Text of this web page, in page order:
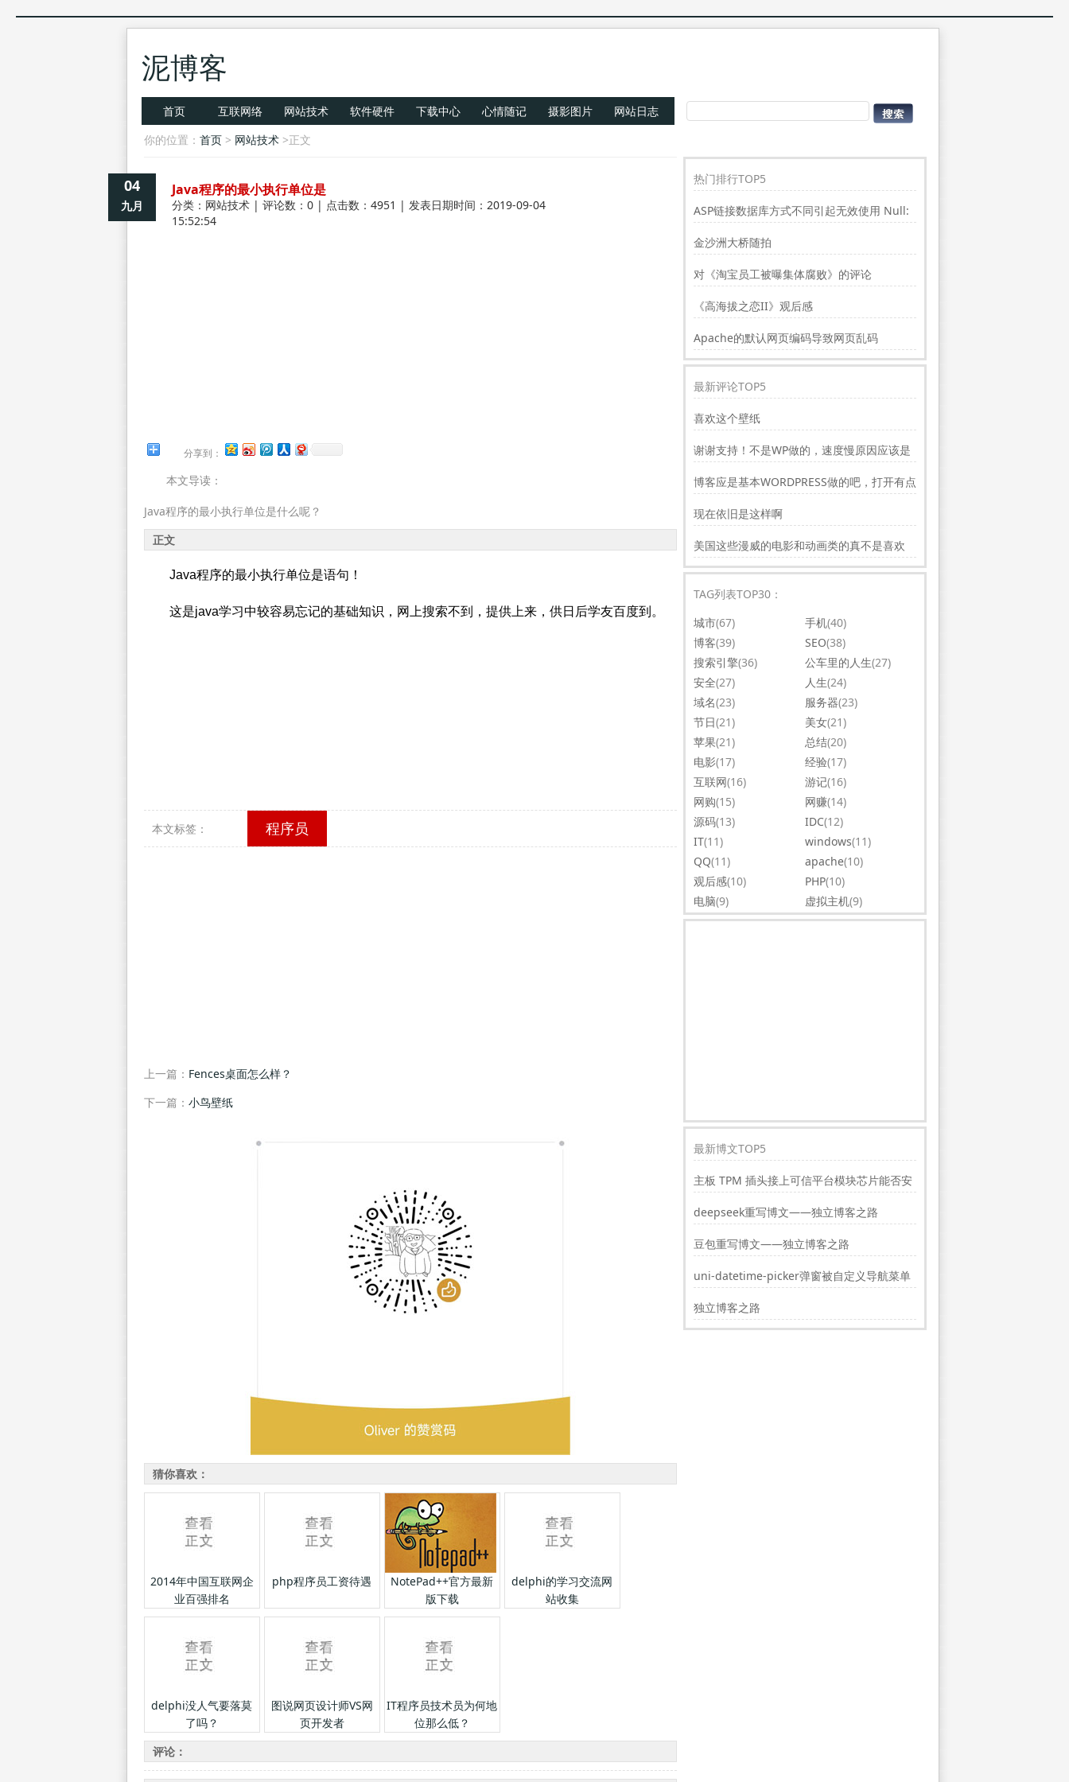
泥博客
首页 互联网络 网站技术 软件硬件 下载中心 心情随记 摄影图片
网站日志
你的位置： 首页> 网站技术>正文
04
九月
Java程序的最小执行单位是
分类： 网站技术| 评论数：0 | 点击数：4951 | 发表日期时间：2019-09-04
15:52:54
分享到：
本文导读：
Java程序的最小执行单位是什么呢？
正文
Java程序的最小执行单位是语句！
这是java学习中较容易忘记的基础知识，网上搜索不到，提供上来，供日后学友百度到。
本文标签： 程序员
上一篇： Fences桌面怎么样？
下一篇： 小鸟壁纸
猜你喜欢：
2014年中国互联网企
业百强排名
php程序员工资待遇
NotePad++官方最新
版下载
delphi的学习交流网
站收集
delphi没人气要落莫
了吗？
图说网页设计师VS网
页开发者
IT程序员技术员为何地
位那么低？
评论：
热门排行TOP5
ASP链接数据库方式不同引起无效使用 Null:
Replace”的问题
金沙洲大桥随拍
对《淘宝员工被曝集体腐败》的评论
《高海拔之恋II》观后感
Apache的默认网页编码导致网页乱码
最新评论TOP5
喜欢这个壁纸
谢谢支持！不是WP做的，速度慢原因应该是
服务器线路问题。
博客应是基本WORDPRESS做的吧，打开有点
慢，可以优化一下。还有网站更新应多一点，
才会吸引更多相关的人去看。纯个人意见，谢
现在依旧是这样啊
美国这些漫威的电影和动画类的真不是喜欢
看，太没意思了
TAG列表TOP30：
城市(67) 手机(40)
博客(39) SEO(38)
搜索引擎(36) 公车里的人生(27)
安全(27) 人生(24)
域名(23) 服务器(23)
节日(21) 美女(21)
苹果(21) 总结(20)
电影(17) 经验(17)
互联网(16) 游记(16)
网购(15) 网赚(14)
源码(13) IDC(12)
IT(11) windows(11)
QQ(11) apache(10)
观后感(10) PHP(10)
电脑(9) 虚拟主机(9)
最新博文TOP5
主板 TPM 插头接上可信平台模块芯片能否安
装windwos11?
deepseek重写博文——独立博客之路
豆包重写博文——独立博客之路
uni-datetime-picker弹窗被自定义导航菜单
遮挡的解决方法
独立博客之路